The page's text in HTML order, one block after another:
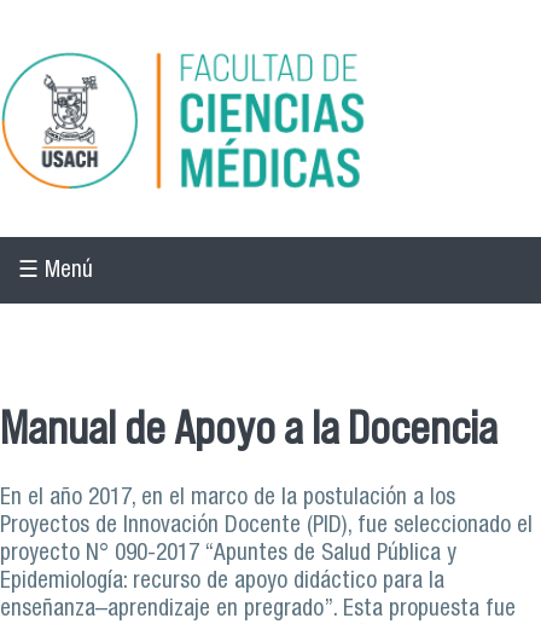
Pasar al contenido principal
☰ Menú
Manual de Apoyo a la Docencia
En el año 2017, en el marco de la postulación a los
Proyectos de Innovación Docente (PID), fue seleccionado el
proyecto N° 090-2017 “Apuntes de Salud Pública y
Epidemiología: recurso de apoyo didáctico para la
enseñanza–aprendizaje en pregrado”. Esta propuesta fue